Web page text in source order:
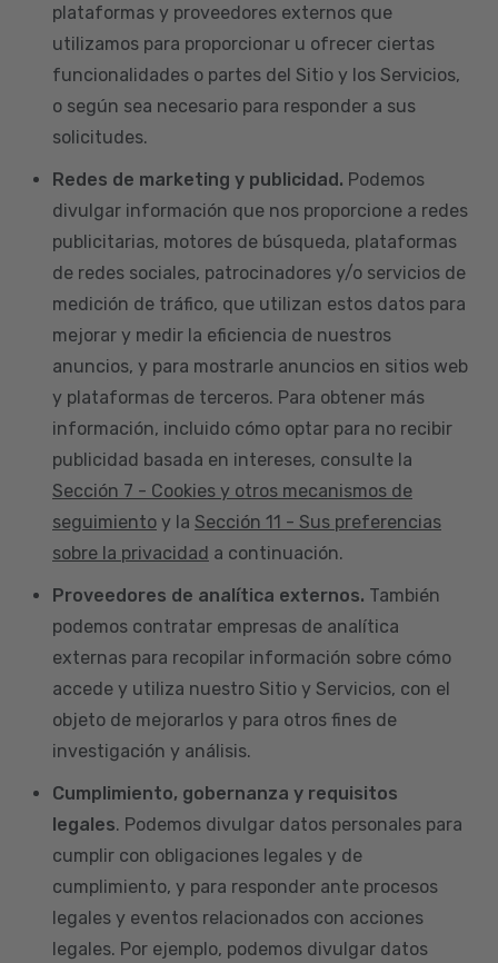
plataformas y proveedores externos que
utilizamos para proporcionar u ofrecer ciertas
funcionalidades o partes del Sitio y los Servicios,
o según sea necesario para responder a sus
solicitudes.
Redes de marketing y publicidad. Podemos
divulgar información que nos proporcione a redes
publicitarias, motores de búsqueda, plataformas
de redes sociales, patrocinadores y/o servicios de
medición de tráfico, que utilizan estos datos para
mejorar y medir la eficiencia de nuestros
anuncios, y para mostrarle anuncios en sitios web
y plataformas de terceros. Para obtener más
información, incluido cómo optar para no recibir
publicidad basada en intereses, consulte la
Sección 7 - Cookies y otros mecanismos de
seguimiento y la Sección 11 - Sus preferencias
sobre la privacidad a continuación.
Proveedores de analítica externos. También
podemos contratar empresas de analítica
externas para recopilar información sobre cómo
accede y utiliza nuestro Sitio y Servicios, con el
objeto de mejorarlos y para otros fines de
investigación y análisis.
Cumplimiento, gobernanza y requisitos
legales. Podemos divulgar datos personales para
cumplir con obligaciones legales y de
cumplimiento, y para responder ante procesos
legales y eventos relacionados con acciones
legales. Por ejemplo, podemos divulgar datos